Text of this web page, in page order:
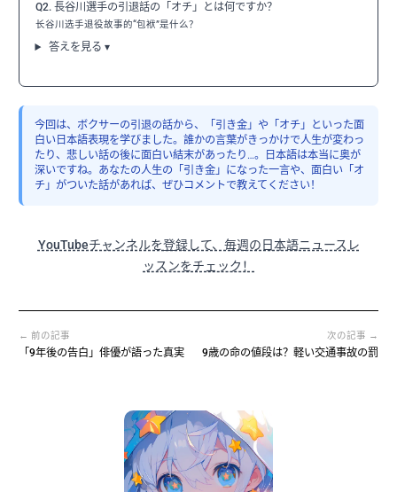
Q2. 長谷川選手の引退話の「オチ」とは何ですか？
长谷川选手退役故事的“包袱”是什么？
答えを見る ▾
今回は、ボクサーの引退の話から、「引き金」や「オチ」といった面
白い日本語表現を学びました。誰かの言葉がきっかけで人生が変わっ
たり、悲しい話の後に面白い結末があったり…。日本語は本当に奥が
深いですね。あなたの人生の「引き金」になった一言や、面白い「オ
チ」がついた話があれば、ぜひコメントで教えてください！
YouTubeチャンネルを登録して、毎週の日本語ニュースレ
ッスンをチェック！
← 前の記事
「9年後の告白」俳優が語った真実
次の記事 →
9歳の命の値段は？軽い交通事故の罰